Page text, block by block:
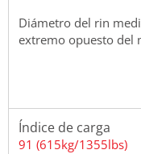
Diámetro del rin
extremo opuesto del
Índice de carga
91 (615kg/1355lbs)